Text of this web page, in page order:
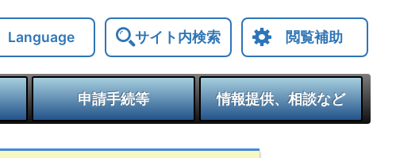
Language サイト内検索 閲覧補助
申請手続等 情報提供、相談など